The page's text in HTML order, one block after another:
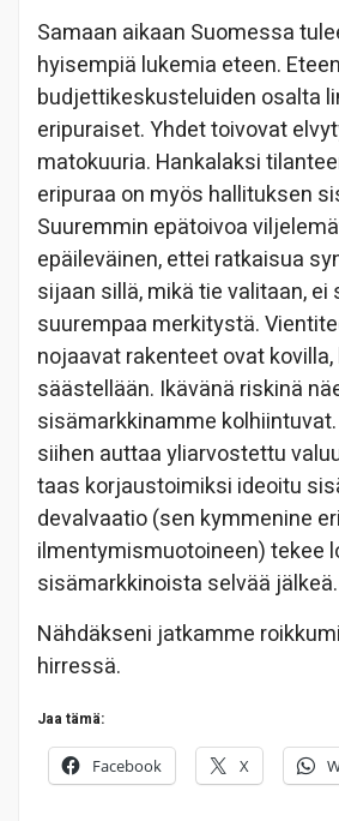
Samaan aikaan Suomessa
hyisempiä lukemia eteen.
budjettikeskusteluiden osalta
eripuraiset. Yhdet toivovat
matokuuria. Hankalaksi
eripuraa on myös hallituksen
Suuremmin epätoivoa
epäileväinen, ettei ratkaisua
sijaan sillä, mikä tie valitaan, ei
suurempaa merkitystä.
nojaavat rakenteet ovat
säästellään. Ikävänä riskinä
sisämarkkinamme
siihen auttaa yliarvostettu
taas korjaustoimiksi ideoitu
devalvaatio (sen kymmenine eri
ilmentymismuotoineen) tekee
sisämarkkinoista selvää jälkeä.
Nähdäkseni jatkamme
hirressä.
Jaa tämä:
Facebook X